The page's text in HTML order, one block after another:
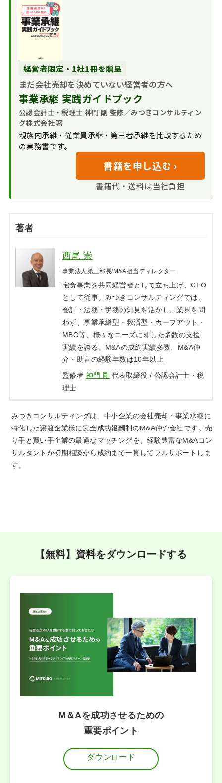
経営者限定・1社1冊を贈呈
まだ会社売却を決めていない経営者の方へ
事業承継 実践ガイドブック
公認会計士・税理士 神門 剛 監修／みつきコンサルティン
グ株式会社 著
親族内承継・従業員承継・第三者承継を比較するため
の実務書です。
書籍を申し込む ›
書籍代・送料は当社負担
著者
西尾 崇
事業法人第三部長/M&A担当ディレクター
宅食事業を共同経営者として立ち上げ、CFO
として従事。みつきコンサルティングでは、
会計・法務・労務の知見を活かし、業界を問
わず、事業承継型・救済型・カーブアウト・
MBO等、様々なニーズに即した多数の支援
実績を誇る。M&Aの成約実績多数、M&A仲
介・助言の経験年数は10年以上
監修者 神門 剛 代表取締役 / 公認会計士・税
理士
みつきコンサルティングは、中小企業の会社売却・事業承継に
特化した譲渡企業様に完全成功報酬制のM&A仲介会社です。売
り手と買い手企業の最適なマッチングを、経験豊富なM&Aコン
サルタントが初期相談から成約まで一貫してフルサポートしま
す。
【無料】資料をダウンロードする
M＆Aを成功させるための
重要ポイント
ダウンロード